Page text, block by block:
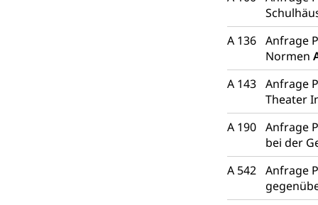
A 136 Anfrage
Normen
A 143 Anfrage
Theater
A 190 Anfrage
bei der
A 542 Anfrage